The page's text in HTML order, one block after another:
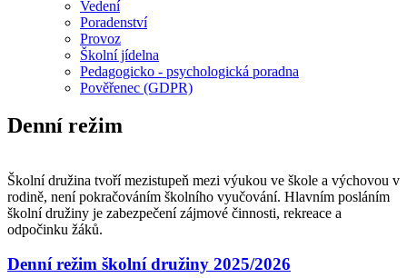
Vedení
Poradenství
Provoz
Školní jídelna
Pedagogicko - psychologická poradna
Pověřenec (GDPR)
Denní režim
Školní družina tvoří mezistupeň mezi výukou ve škole a výchovou v
rodině, není pokračováním školního vyučování. Hlavním posláním
školní družiny je zabezpečení zájmové činnosti, rekreace a
odpočinku žáků.
Denní režim školní družiny 2025/2026